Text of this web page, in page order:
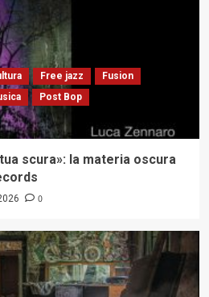
Free jazz
Fusion
Post Bop
scura»: la materia oscura
0